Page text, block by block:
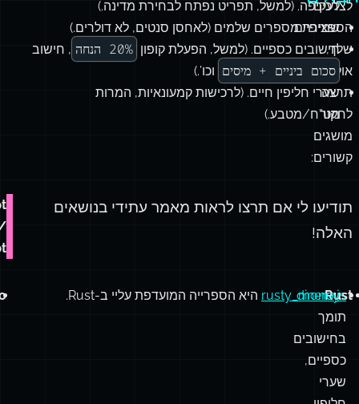
לצרכים
הספציפיים
שלך,
אולי
תרצה
לחקור
מושגים
קשורים:
לעקיפה. (למשל, תפריט נפתח לבחירת מדינה.)
שמירת מספרים שלמים (לאחסן סנטים, לא דולרים.)
חישובים כספיים. (למשל, הפעלת קופון 20% הנחה , חישוב
סכום ביניים + מיסים וכו’.)
שערי חליפין חיים. (לרכישות קמעונאיות, המרות
מט”ח/מטבע.)
תודיעו לי אם תרצו לראות מאמר עתידי בנושאים
האלה!
dinero.js
תומך
בחישובים
כספיים,
שערי
Rust
rusty_money היא הספרייה המועדפת עליי ב-Rust.